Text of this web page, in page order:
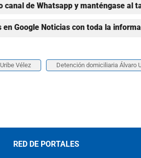
canal de Whatsapp y manténgase al
Google Noticias con toda la
Vélez Detención domiciliaria Álvaro
RED DE PORTALES